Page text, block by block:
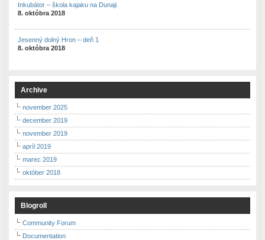
Inkubátor – škola kajaku na Dunaji
8. októbra 2018
Jesenný dolný Hron – deň 1
8. októbra 2018
Archive
november 2025
december 2019
november 2019
apríl 2019
marec 2019
október 2018
Blogroll
Community Forum
Documentation